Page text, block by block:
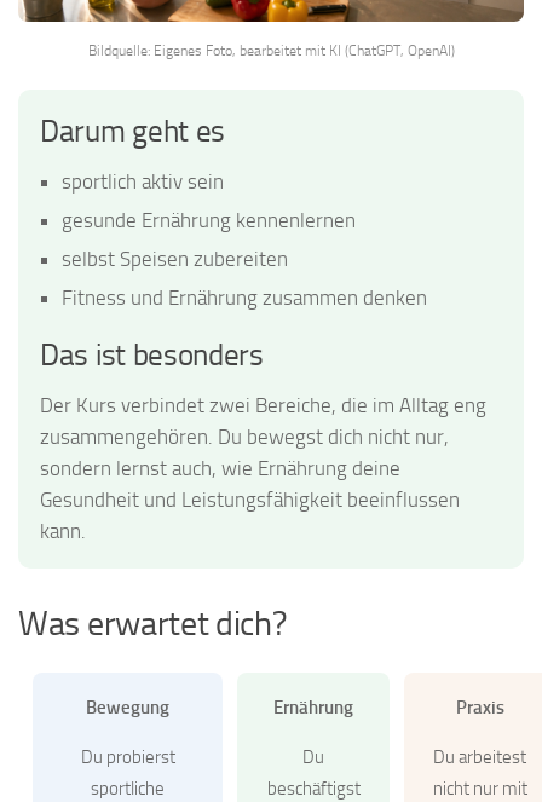
Bildquelle: Eigenes Foto, bearbeitet mit KI (ChatGPT, OpenAI)
Darum geht es
sportlich aktiv sein
gesunde Ernährung kennenlernen
selbst Speisen zubereiten
Fitness und Ernährung zusammen denken
Das ist besonders
Der Kurs verbindet zwei Bereiche, die im Alltag eng
zusammengehören. Du bewegst dich nicht nur,
sondern lernst auch, wie Ernährung deine
Gesundheit und Leistungsfähigkeit beeinflussen
kann.
Was erwartet dich?
Bewegung
Du probierst
sportliche
Ernährung
Du
beschäftigst
Praxis
Du arbeitest
nicht nur mit